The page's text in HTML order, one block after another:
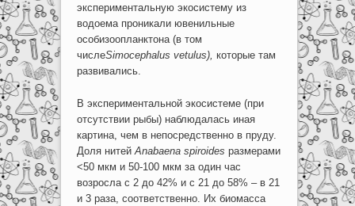
экспериментальную экосистему из
водоема проникали ювенильные
особизоопланктона (в том
числеSimocephalus vetulus), которые там
развивались.
В экспериментальной экосистеме (при
отсутствии рыбы) наблюдалась иная
картина, чем в непосредственно в пруду.
Доля нитейAnabaena spiroides размерами
<50 мкм и 50-100 мкм за один час
возросла с 2 до 42% и с 21 до 58% – в 21
и 3 раза, соответственно. Их биомасса